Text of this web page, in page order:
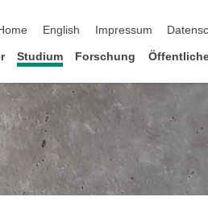
English Impressum
Studium Forschung